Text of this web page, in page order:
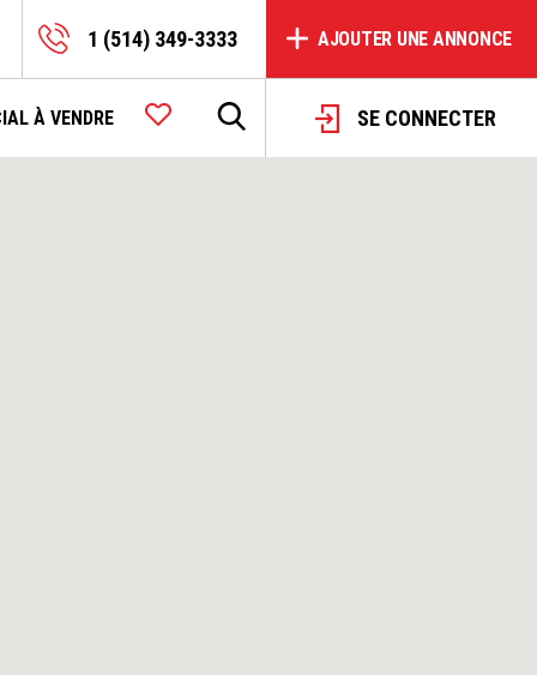
1 (514) 349-3333 AJOUTER UNE ANNONCE
À VENDRE SE CONNECTER